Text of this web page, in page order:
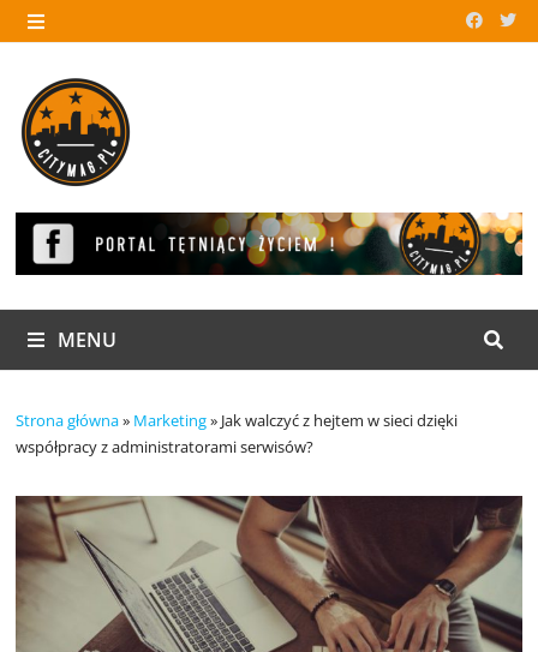
Skip
to
MENU
MENU
Strona główna» Marketing» Jak walczyć z hejtem w sieci dzięki
współpracy z administratorami serwisów?